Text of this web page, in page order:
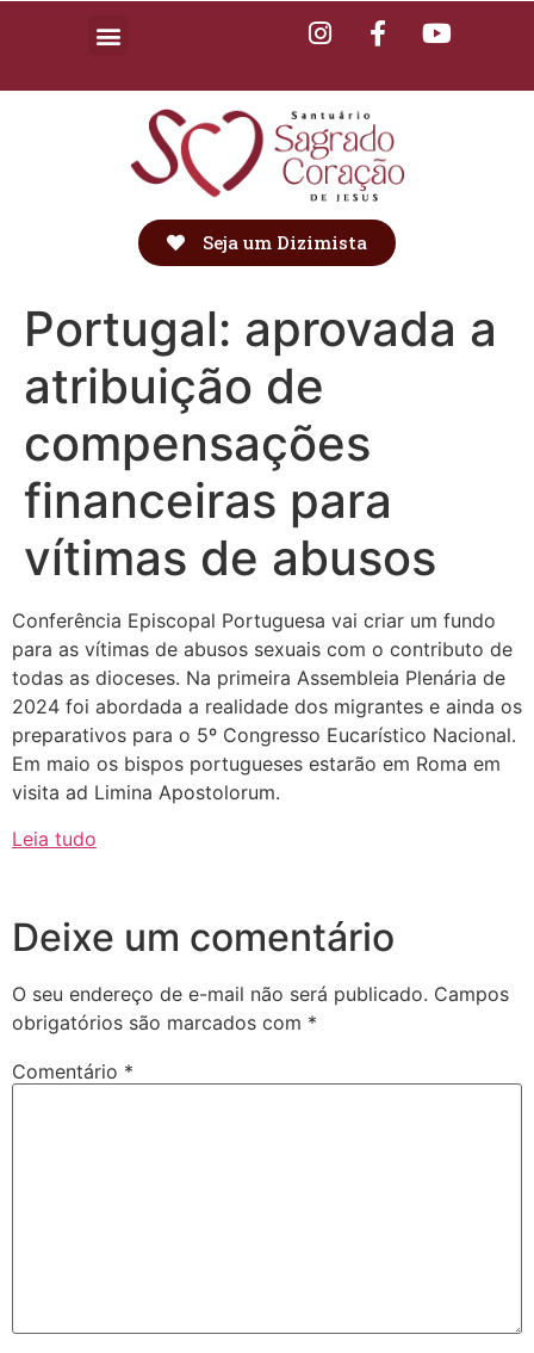
Seja um Dizimista
Portugal: aprovada a
atribuição de
compensações
financeiras para
vítimas de abusos
Conferência Episcopal Portuguesa vai criar um fundo
para as vítimas de abusos sexuais com o contributo de
todas as dioceses. Na primeira Assembleia Plenária de
2024 foi abordada a realidade dos migrantes e ainda os
preparativos para o 5º Congresso Eucarístico Nacional.
Em maio os bispos portugueses estarão em Roma em
visita ad Limina Apostolorum.
Leia tudo
Deixe um comentário
O seu endereço de e-mail não será publicado. Campos
obrigatórios são marcados com *
Comentário *